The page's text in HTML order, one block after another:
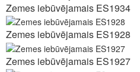
Zemes iebūvējamais ES1934
Zemes iebūvējamais ES1928
Zemes iebūvējamais ES1927